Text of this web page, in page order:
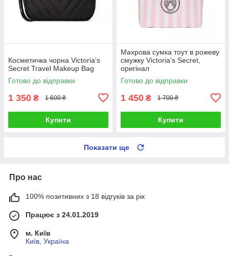
Косметичка чорна Victoria’s
Secret Travel Makeup Bag
Готово до відправки
1 350 ₴ 1 600 ₴
Купити
Махрова сумка тоут в рожеву
смужку Victoria’s Secret,
оригінал
Готово до відправки
1 450 ₴ 1 700 ₴
Купити
Показати ще
Про нас
100% позитивних з 18 відгуків за рік
Працює з 24.01.2019
м. Київ
Київ, Україна